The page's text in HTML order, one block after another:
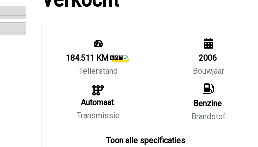
184.511 KM
Tellerstand
Automaat
Transmissie
2006
Bouwjaar
Benzine
Brandstof
Toon alle specificaties